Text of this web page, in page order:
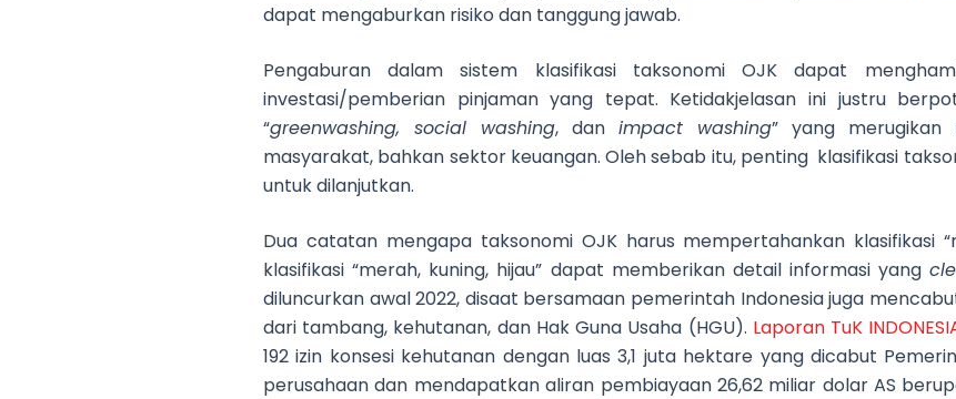
dapat mengaburkan risiko dan tanggung jawab.
Pengaburan dalam sistem klasifikasi taksonomi OJK dapat
investasi/pemberian pinjaman yang tepat. Ketidakjelasan ini justru
“greenwashing, social washing, dan impact washing” yang merugikan
masyarakat, bahkan sektor keuangan. Oleh sebab itu, penting klasifikasi
untuk dilanjutkan.
Dua catatan mengapa taksonomi OJK harus mempertahankan klasifikasi
klasifikasi “merah, kuning, hijau” dapat memberikan detail informasi yang
diluncurkan awal 2022, disaat bersamaan pemerintah Indonesia juga
dari tambang, kehutanan, dan Hak Guna Usaha (HGU). Laporan TuK
192 izin konsesi kehutanan dengan luas 3,1 juta hektare yang dicabut
perusahaan dan mendapatkan aliran pembiayaan 26,62 miliar dolar AS